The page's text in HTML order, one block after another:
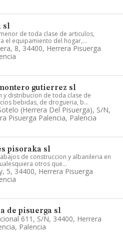
sl
de toda clase de articulos,
el equipamiento del hogar,...
8, 34400, Herrera Pisuerga
gutierrez sl
y distribucion de toda clase de
bebidas, de drogueria, b...
(herrera Del Pisuerga), S/n,
Pisuerga Palencia, Palencia
pisoraka sl
de construccion y albanileria en
otros que...
5, 34400, Herrera Pisuerga
de pisuerga sl
611, S/n, 34400, Herrera
Palencia